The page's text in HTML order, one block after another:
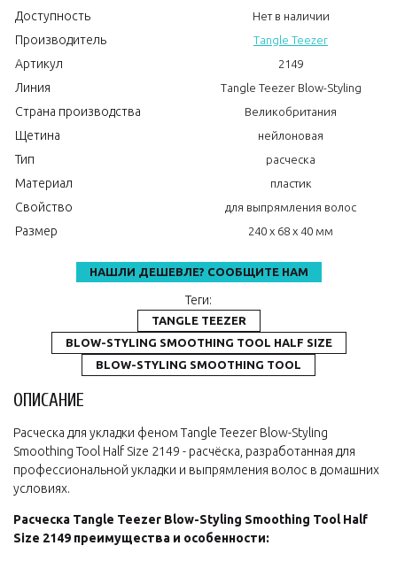
Доступность Нет в наличии
Производитель Tangle Teezer
Артикул 2149
Линия Tangle Teezer Blow-Styling
Страна производства Великобритания
Щетина нейлоновая
Тип расческа
Материал пластик
Свойство для выпрямления волос
Размер 240 x 68 x 40 мм
НАШЛИ ДЕШЕВЛЕ? СООБЩИТЕ НАМ
Теги:
TANGLE TEEZER
BLOW-STYLING SMOOTHING TOOL HALF SIZE
BLOW-STYLING SMOOTHING TOOL
ОПИСАНИЕ
Расческа для укладки феном Tangle Teezer Blow-Styling
Smoothing Tool Half Size 2149 - расчёска, разработанная для
профессиональной укладки и выпрямления волос в домашних
условиях.
Расческа Tangle Teezer Blow-Styling Smoothing Tool Half
Size 2149 преимущества и особенности: